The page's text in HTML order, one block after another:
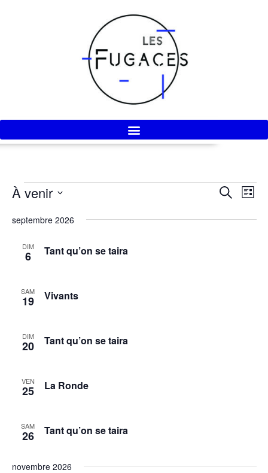
Recherche
Liste
À venir
une
septembre 2026
DIM
6 Tant qu’on se taira
SAM
19 Vivants
DIM
20 Tant qu’on se taira
VEN
25 La Ronde
SAM
26 Tant qu’on se taira
novembre 2026